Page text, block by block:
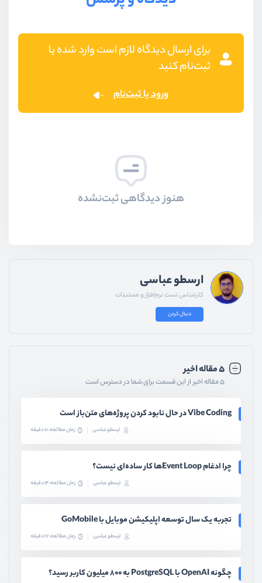
برای ارسال دیدگاه لازم است وارد شده یا
ثبت‌نام کنید
ورود یا ثبت‌نام
هنوز دیدگاهی ثبت‌نشده
ارسطو عباسی
کارشناس تست نرم‌افزار و مستندات
دنبال کردن
۵ مقاله اخیر
۵ مقاله اخیر از این قسمت برای شما در دسترس است
Vibe Coding در حال نابود کردن پروژه‌های متن‌باز است
ارسطو عباسی زمان مطالعه: 10 دقیقه
چرا ادغام Event Loopها کار ساده‌ای نیست؟
ارسطو عباسی زمان مطالعه: 14 دقیقه
تجربه یک سال توسعه اپلیکیشن موبایل با GoMobile
ارسطو عباسی زمان مطالعه: 17 دقیقه
چگونه OpenAI با PostgreSQL به ۸۰۰ میلیون کاربر رسید؟